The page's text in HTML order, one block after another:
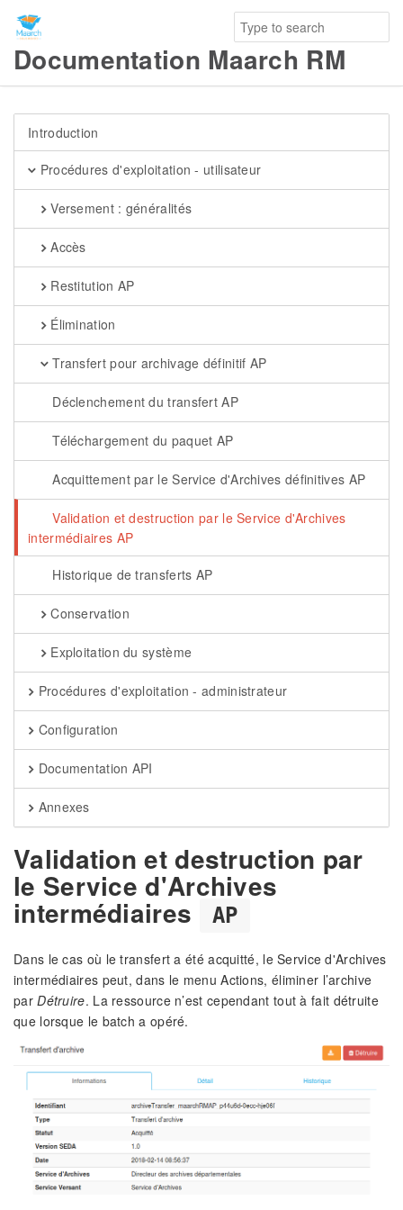
Documentation Maarch RM
Introduction
Procédures d'exploitation - utilisateur
Versement : généralités
Accès
Restitution AP
Élimination
Transfert pour archivage définitif AP
Déclenchement du transfert AP
Téléchargement du paquet AP
Acquittement par le Service d'Archives définitives AP
Validation et destruction par le Service d'Archives
intermédiaires AP
Historique de transferts AP
Conservation
Exploitation du système
Procédures d'exploitation - administrateur
Configuration
Documentation API
Annexes
Validation et destruction par
le Service d'Archives
intermédiaires AP
Dans le cas où le transfert a été acquitté, le Service d'Archives
intermédiaires peut, dans le menu Actions, éliminer l’archive
parDétruire. La ressource n’est cependant tout à fait détruite
que lorsque le batch a opéré.